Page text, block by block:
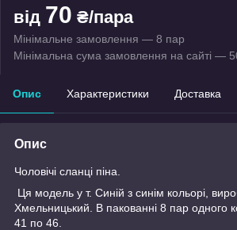
від 70 ₴/пара
Мінімальне замовлення — 8 пар
Мінімальна сума замовлення на сайті —
Опис Характеристики Доставка
Опис
Чоловічі сланці піна.
Ця модель у т. Синій з синім кольорі,
Хмельницький. В пакованні 8 пар одного
41 по 46.